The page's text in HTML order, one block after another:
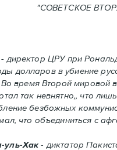
"СОВЕТСКОЕ
- директор ЦРУ при
долларов в убиение
Во время Второй
так невнятно,, что
безбожных
что объединиться с
уль-Хак- диктатор